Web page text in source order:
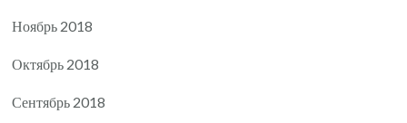
Ноябрь 2018
Октябрь 2018
Сентябрь 2018